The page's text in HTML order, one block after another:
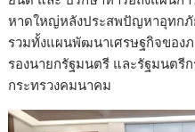
หาดใหญ่หลังประสพปัญหาอุทก
รวมทั้งแผนพัฒนาเศรษฐกิจของ
รองนายกรัฐมนตรี และรัฐมนตรี
กระทรวงคมนาคม